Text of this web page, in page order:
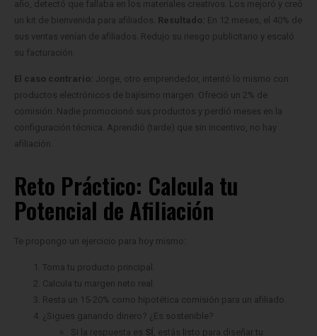
año, detectó que fallaba en los materiales creativos. Los mejoró y creó
un kit de bienvenida para afiliados. Resultado: En 12 meses, el 40% de
sus ventas venían de afiliados. Redujo su riesgo publicitario y escaló
su facturación.
El caso contrario:
Jorge, otro emprendedor, intentó lo mismo con
productos electrónicos de bajísimo margen. Ofreció un 2% de
comisión. Nadie promocionó sus productos y perdió meses en la
configuración técnica. Aprendió (tarde) que sin incentivo, no hay
afiliación.
Reto Práctico: Calcula tu
Potencial de Afiliación
Te propongo un ejercicio para hoy mismo:
Toma tu producto principal.
Calcula tu margen neto real.
Resta un 15-20% como hipotética comisión para un afiliado.
¿Sigues ganando dinero? ¿Es sostenible?
Si la respuesta es SÍ
, estás listo para diseñar tu